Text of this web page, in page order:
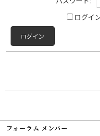
ログイ
ログイン
フォーラム メンバー